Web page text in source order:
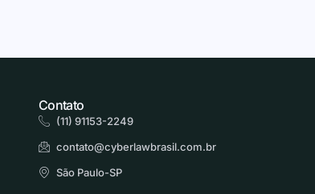
Contato
(11) 91153-2249
contato@cyberlawbrasil.com.br
São Paulo-SP